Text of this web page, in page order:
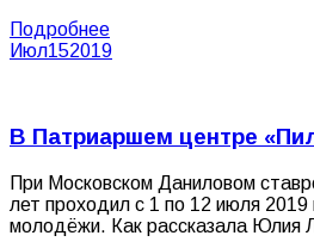
Подробнее
Июл152019
В Патриаршем центре
При Московском Даниловом
лет проходил с 1 по 12 июля 2019
молодёжи. Как рассказала Юлия